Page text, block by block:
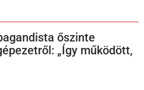
őszinte
„Így működött,